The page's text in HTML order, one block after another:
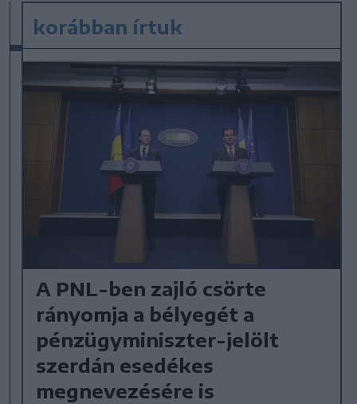
korábban írtuk
A PNL-ben zajló csörte
rányomja a bélyegét a
pénzügyminiszter-jelölt
szerdán esedékes
megnevezésére is